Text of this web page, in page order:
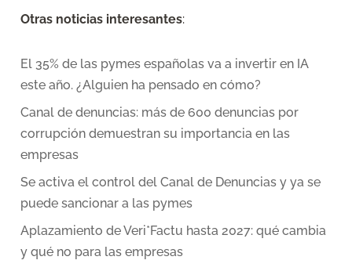
Otras noticias interesantes:
El 35% de las pymes españolas va a invertir en IA
este año. ¿Alguien ha pensado en cómo?
Canal de denuncias: más de 600 denuncias por
corrupción demuestran su importancia en las
empresas
Se activa el control del Canal de Denuncias y ya se
puede sancionar a las pymes
Aplazamiento de Veri*Factu hasta 2027: qué cambia
y qué no para las empresas